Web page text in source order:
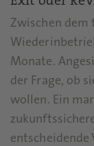
Zwischen dem
Monate.
der Frage, ob
wollen. Ein
entscheidende